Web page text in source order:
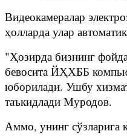
Видеокамералар
ҳолларда улар
"Ҳозирда бизнинг
бевосита ЙҲХББ
юборилади. Ушбу
таъкидлади Муродов.
Аммо, унинг сўзларига